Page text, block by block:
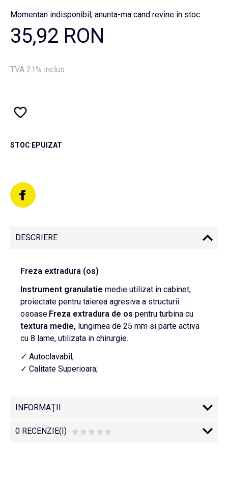
Momentan indisponibil, anunta-ma cand revine in stoc
35,92 RON
TVA 21% inclus
STOC EPUIZAT
DESCRIERE
Freza extradura (os)
Instrument granulatie medie utilizat in cabinet,
proiectate pentru taierea agresiva a structurii
osoase.Freza extradura de os pentru turbina cu
textura medie, lungimea de 25 mm si parte activa
cu 8 lame, utilizata in chirurgie.
✓ Autoclavabil;
✓ Calitate Superioara;
INFORMAŢII
0 RECENZIE(I)